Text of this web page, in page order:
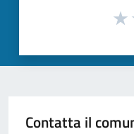
Contatta il